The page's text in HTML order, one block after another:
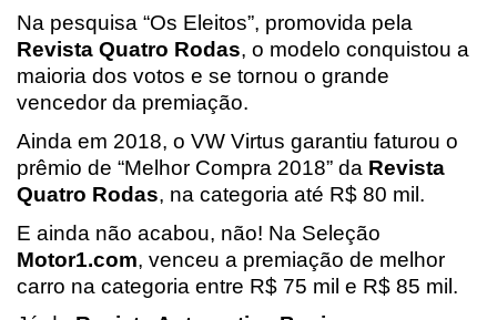
Revista Quatro Rodas, o modelo conquistou a
maioria dos votos e se tornou o grande
vencedor da premiação.
Ainda em 2018, o VW Virtus garantiu faturou o
prêmio de “Melhor Compra 2018” da Revista
Quatro Rodas, na categoria até R$ 80 mil.
Motor1.com, venceu a premiação de melhor
carro na categoria entre R$ 75 mil e R$ 85 mil.